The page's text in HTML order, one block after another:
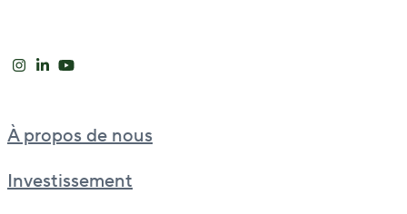
À propos de nous
Investissement